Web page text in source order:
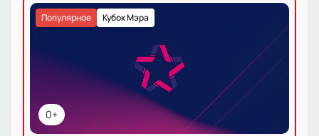
0+
Кубок Мэра
Популярное